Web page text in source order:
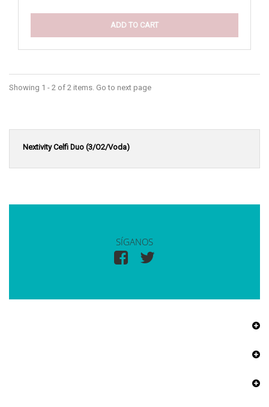
ADD TO CART
Showing 1 - 2 of 2 items. Go to next page
Nextivity Celfi Duo (3/O2/Voda)
SÍGANOS